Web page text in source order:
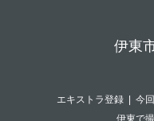
伊東
エキストラ登録
今
伊東で